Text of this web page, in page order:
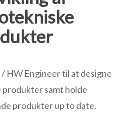
HW Engineer til at designe
samt holde
produkter up to date.